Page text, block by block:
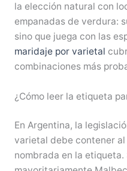
la elección natural con
empanadas de verdura:
sino que juega con las
maridaje por varietal
combinaciones más
¿Cómo leer la etiqueta
En Argentina, la
varietal debe contener al
nombrada en la